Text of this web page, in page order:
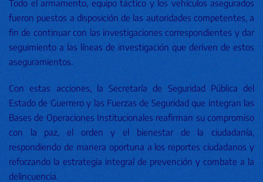
Todo el armamento, equipo táctico y los vehículos asegurados
fueron puestos a disposición de las autoridades competentes, a
fin de continuar con las investigaciones correspondientes y dar
seguimiento a las líneas de investigación que deriven de estos
aseguramientos.
Con estas acciones, la Secretaría de Seguridad Pública del
Estado de Guerrero y las Fuerzas de Seguridad que integran las
Bases de Operaciones Institucionales reafirman su compromiso
con la paz, el orden y el bienestar de la ciudadanía,
respondiendo de manera oportuna a los reportes ciudadanos y
reforzando la estrategia integral de prevención y combate a la
delincuencia.